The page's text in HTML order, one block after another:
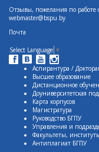
Отзывы, пожелания по работе
webmaster@bspu.by
Почта
Select Language ▼
Аспирантура /
Высшее образование
Дистанционное
Доуниверситетская
Карта корпусов
Магистратура
Руководство БГПУ
Управления и
Факультеты,
Антиплагиат БГПУ